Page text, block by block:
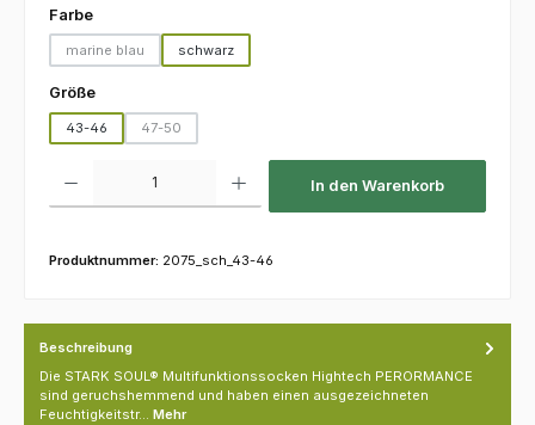
Farbeauswählen
marine blau schwarz
Größeauswählen
43-46 47-50
In den Warenkorb
Produktnummer: 2075_sch_43-46
Beschreibung
Die STARK SOUL® Multifunktionssocken Hightech PERORMANCE
sind geruchshemmend und haben einen ausgezeichneten
Feuchtigkeitstr… Mehr